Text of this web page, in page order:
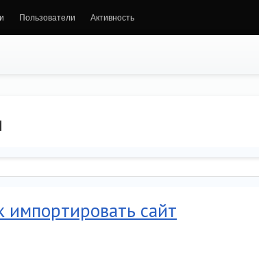
Пользователи Активность
импортировать сайт